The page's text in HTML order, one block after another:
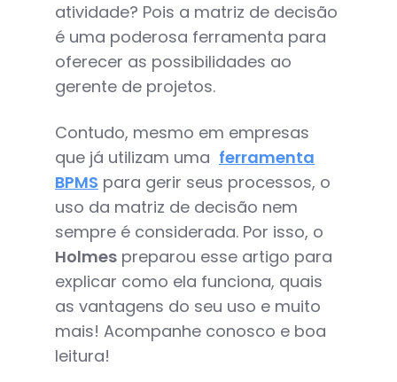
atividade? Pois a matriz de decisão
é uma poderosa ferramenta para
oferecer as possibilidades ao
gerente de projetos.
Contudo, mesmo em empresas
que já utilizam uma ferramenta
BPMS para gerir seus processos, o
uso da matriz de decisão nem
sempre é considerada. Por isso, o
Holmes preparou esse artigo para
explicar como ela funciona, quais
as vantagens do seu uso e muito
mais! Acompanhe conosco e boa
leitura!